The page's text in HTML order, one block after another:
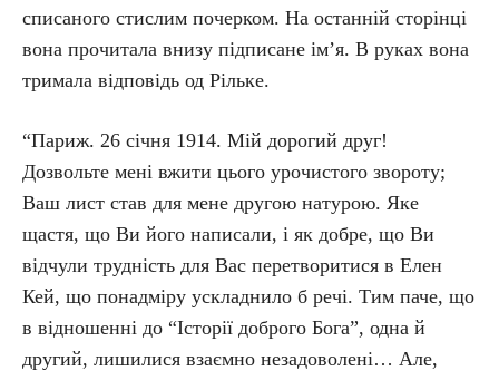
списаного стислим почерком. На останній сторінці
вона прочитала внизу підписане ім’я. В руках вона
тримала відповідь од Рільке.
“Париж. 26 січня 1914. Мій дорогий друг!
Дозвольте мені вжити цього урочистого звороту;
Ваш лист став для мене другою натурою. Яке
щастя, що Ви його написали, і як добре, що Ви
відчули трудність для Вас перетворитися в Елен
Кей, що понадміру ускладнило б речі. Тим паче, що
в відношенні до “Історії доброго Бога”, одна й
другий, лишилися взаємно незадоволені… Але,